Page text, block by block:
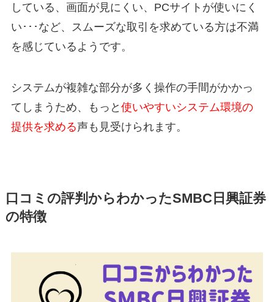
している、画面が見にくい、PCサイトが使いにく
い･･･など、スムーズな取引を求めている方は不満
を感じているようです。
システムが複雑な部分が多く操作の手間がかかっ
てしまうため、もっと 使いやすいシステム環境の
提供を求める声も見受けられます。
口コミの評判からわかったSMBC日興証券
の特徴